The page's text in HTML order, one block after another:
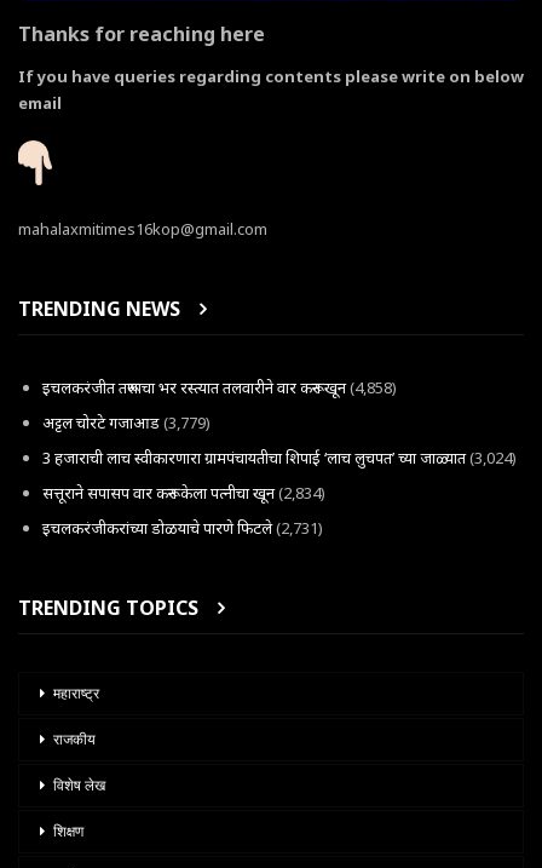
Thanks for reaching here
If you have queries regarding contents please write on below
email
mahalaxmitimes16kop@gmail.com
TRENDING NEWS
इचलकरंजीत तरूणाचा भर रस्त्यात तलवारीने वार करून खून(4,858)
अट्टल चोरटे गजाआड(3,779)
3 हजाराची लाच स्वीकारणारा ग्रामपंचायतीचा शिपाई ‘लाच लुचपत’ च्या जाळ्यात(3,024)
सत्तूराने सपासप वार करून केला पत्नीचा खून(2,834)
इचलकरंजीकरांच्या डोळयाचे पारणे फिटले(2,731)
TRENDING TOPICS
महाराष्ट्र
राजकीय
विशेष लेख
शिक्षण